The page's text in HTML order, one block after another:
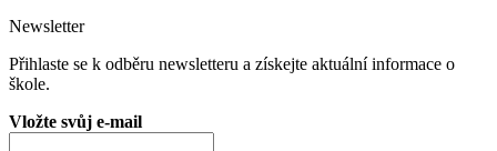
Newsletter
Přihlaste se k odběru newsletteru a získejte aktuální informace o
škole.
Vložte svůj e-mail